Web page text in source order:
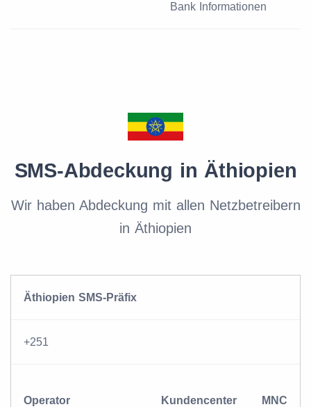
Bank Informationen
SMS-Abdeckung in Äthiopien
Wir haben Abdeckung mit allen Netzbetreibern
in Äthiopien
Äthiopien SMS-Präfix
+251
Operator Kundencenter MNC